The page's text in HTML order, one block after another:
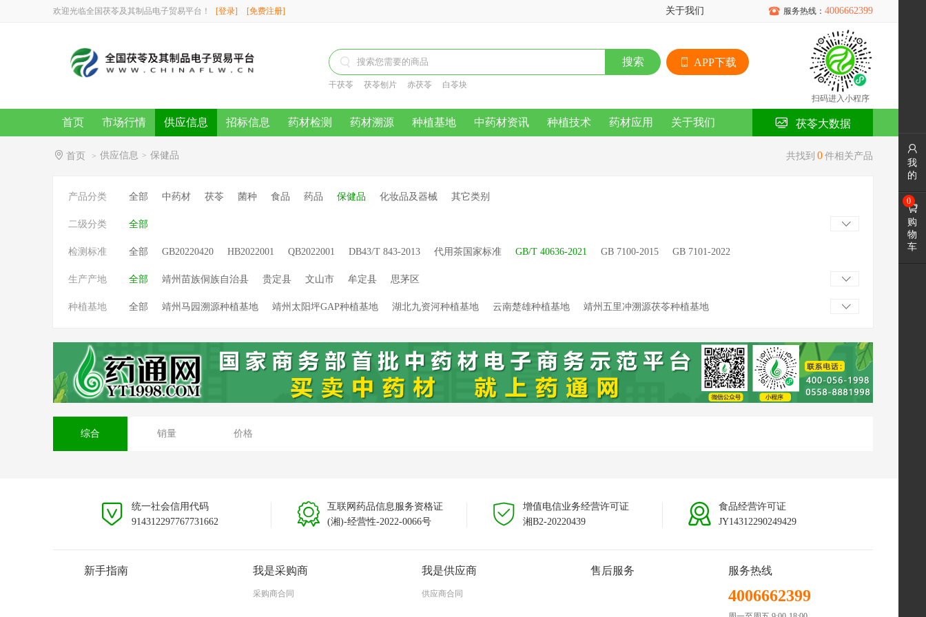
欢迎光临全国茯苓及其制品电子贸易平台！ [登录] [免费注册] 关于我们  服务热线： 4006662399
 搜索
干茯苓 茯苓刨片 赤茯苓 白苓块
APP下载
扫码进入小程序
首页 市场行情 供应信息 招标信息 药材检测 药材溯源 种植基地 中药材资讯 种植技术 药材应用 关于我们 茯苓大数据
首页 > 供应信息 > 保健品 共找到 0 件相关产品
产品分类 全部 中药材 茯苓 菌种 食品 药品 保健品 化妆品及器械 其它类别
二级分类 全部 
检测标准 全部 GB20220420 HB2022001 QB2022001 DB43/T 843-2013 代用茶国家标准 GB/T 40636-2021 GB 7100-2015 GB 7101-2022
生产产地 全部 靖州苗族侗族自治县 贵定县 文山市 牟定县 思茅区 
种植基地 全部 靖州马园溯源种植基地 靖州太阳坪GAP种植基地 湖北九资河种植基地 云南楚雄种植基地
靖州五里冲溯源茯苓种植基地
贵州黎平种植基地 云南文山种植基地

综合 销量 价格

我
的

购
物
车
0
统一社会信用代码
914312297767731662
互联网药品信息服务资格证
(湘)-经营性-2022-0066号
增值电信业务经营许可证
湘B2-20220439
食品经营许可证
JY14312290249429
新手指南 我是采购商
采购商合同
我是供应商
供应商合同
售后服务 服务热线
4006662399